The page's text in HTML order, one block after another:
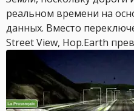
реальном времени на
данных. Вместо
Street View, Hop.Earth